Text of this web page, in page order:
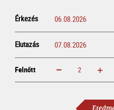
Érkezés
Elutazás
Felnőtt növelem